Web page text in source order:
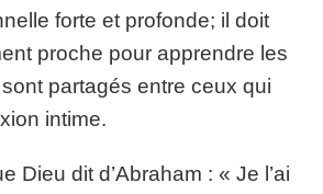
forte et profonde; il doit
proche pour apprendre les
partagés entre ceux qui
intime.
Dieu dit d’Abraham : « Je l’ai